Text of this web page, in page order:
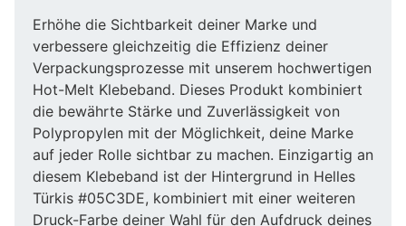
Erhöhe die Sichtbarkeit deiner Marke und
verbessere gleichzeitig die Effizienz deiner
Verpackungsprozesse mit unserem hochwertigen
Hot-Melt Klebeband. Dieses Produkt kombiniert
die bewährte Stärke und Zuverlässigkeit von
Polypropylen mit der Möglichkeit, deine Marke
auf jeder Rolle sichtbar zu machen. Einzigartig an
diesem Klebeband ist der Hintergrund in Helles
Türkis #05C3DE, kombiniert mit einer weiteren
Druck-Farbe deiner Wahl für den Aufdruck deines